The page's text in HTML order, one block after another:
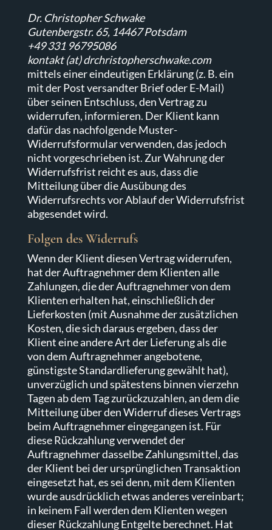
Dr. Christopher Schwake
Gutenbergstr. 65, 14467 Potsdam
+49 331 96795086
kontakt (at) drchristopherschwake.com
mittels einer eindeutigen Erklärung (z. B. ein
mit der Post versandter Brief oder E-Mail)
über seinen Entschluss, den Vertrag zu
widerrufen, informieren. Der Klient kann
dafür das nachfolgende Muster-
Widerrufsformular verwenden, das jedoch
nicht vorgeschrieben ist. Zur Wahrung der
Widerrufsfrist reicht es aus, dass die
Mitteilung über die Ausübung des
Widerrufsrechts vor Ablauf der Widerrufsfrist
abgesendet wird.
Folgen des Widerrufs
Wenn der Klient diesen Vertrag widerrufen,
hat der Auftragnehmer dem Klienten alle
Zahlungen, die der Auftragnehmer von dem
Klienten erhalten hat, einschließlich der
Lieferkosten (mit Ausnahme der zusätzlichen
Kosten, die sich daraus ergeben, dass der
Klient eine andere Art der Lieferung als die
von dem Auftragnehmer angebotene,
günstigste Standardlieferung gewählt hat),
unverzüglich und spätestens binnen vierzehn
Tagen ab dem Tag zurückzuzahlen, an dem die
Mitteilung über den Widerruf dieses Vertrags
beim Auftragnehmer eingegangen ist. Für
diese Rückzahlung verwendet der
Auftragnehmer dasselbe Zahlungsmittel, das
der Klient bei der ursprünglichen Transaktion
eingesetzt hat, es sei denn, mit dem Klienten
wurde ausdrücklich etwas anderes vereinbart;
in keinem Fall werden dem Klienten wegen
dieser Rückzahlung Entgelte berechnet. Hat